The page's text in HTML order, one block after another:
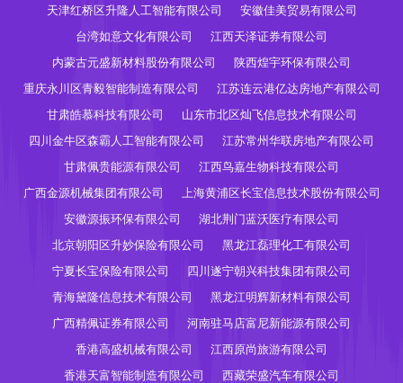
天津红桥区升隆人工智能有限公司
安徽佳美贸易有限公司
台湾如意文化有限公司
江西天泽证券有限公司
内蒙古元盛新材料股份有限公司
陕西煌宇环保有限公司
重庆永川区青毅智能制造有限公司
江苏连云港亿达房地产有限公司
甘肃皓慕科技有限公司
山东市北区灿飞信息技术有限公司
四川金牛区森霸人工智能有限公司
江苏常州华联房地产有限公司
甘肃佩贵能源有限公司
江西鸟嘉生物科技有限公司
广西金源机械集团有限公司
上海黄浦区长宝信息技术股份有限公司
安徽源振环保有限公司
湖北荆门蓝沃医疗有限公司
北京朝阳区升妙保险有限公司
黑龙江磊理化工有限公司
宁夏长宝保险有限公司
四川遂宁朝兴科技集团有限公司
青海黛隆信息技术有限公司
黑龙江明辉新材料有限公司
广西精佩证券有限公司
河南驻马店富尼新能源有限公司
香港高盛机械有限公司
江西原尚旅游有限公司
香港天富智能制造有限公司
西藏荣盛汽车有限公司